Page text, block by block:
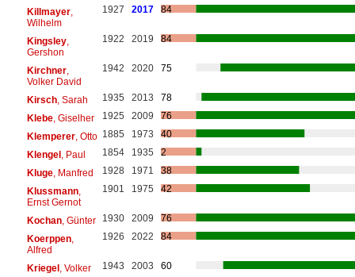
Killmayer,
Wilhelm
1927 2017 84
Kingsley,
Gershon
1922 2019 84
Kirchner,
Volker David
1942 2020 75
Kirsch, Sarah 1935 2013
78
Klebe, Giselher 1925 2009
76
Klemperer, Otto 1885 1973
40
Klengel, Paul 1854 1935
2
Kluge, Manfred 1928 1971
38
Klussmann,
Ernst Gernot
1901 1975 42
Kochan, Günter 1930 2009
76
Koerppen,
Alfred
1926 2022 84
Kriegel, Volker 1943 2003
60